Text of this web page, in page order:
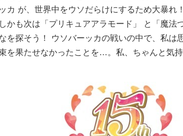
カ が、世界中をウソだらけにするため大暴れ
かも次は「プリキュアアラモード」 と「魔法
を探そう！ ウソバーッカの戦いの中で、私は
を果たせなかったことを…。私、ちゃんと気